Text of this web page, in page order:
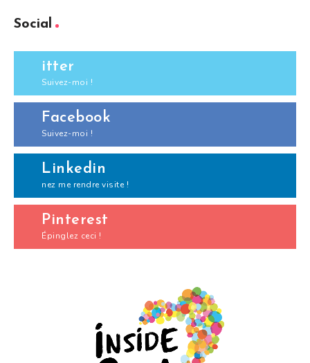
Social
itter
Suivez-moi !
Facebook
Suivez-moi !
Linkedin
nez me rendre visite !
Pinterest
Épinglez ceci !